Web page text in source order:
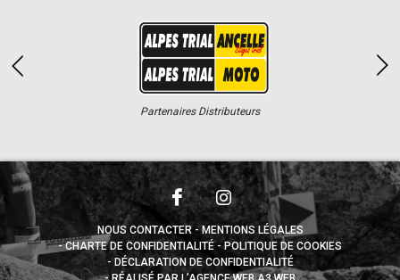
Partenaires Distributeurs
NOUS CONTACTER
MENTIONS LÉGALES
CHARTE DE CONFIDENTIALITÉ
POLITIQUE DE COOKIES
DÉCLARATION DE CONFIDENTIALITÉ